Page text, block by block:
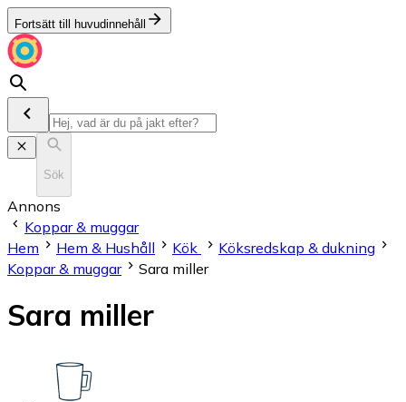
Fortsätt till huvudinnehåll
Sök
Annons
Koppar & muggar
Hem
Hem & Hushåll Kök
Köksredskap & dukning
Koppar & muggar
Sara miller
Sara miller